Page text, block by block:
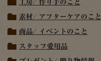
工房/ 作り手のこと
素材/ アフターケアのこと
商品/ イベントのこと
スタッフ愛用品